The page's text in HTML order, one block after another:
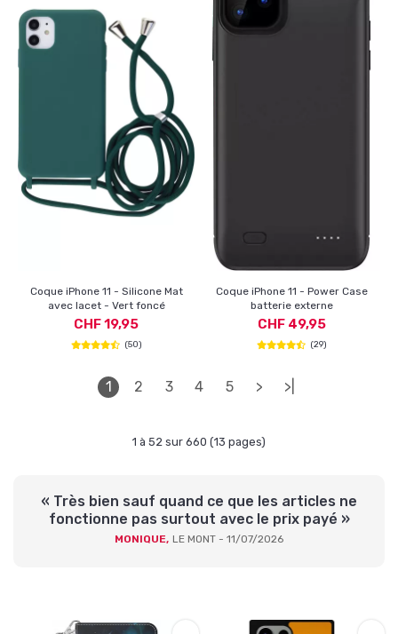
Coque iPhone 11 - Silicone Mat
avec lacet - Vert foncé
CHF 19,95
(50)
Coque iPhone 11 - Power Case
batterie externe
CHF 49,95
(29)
1 2 3 4 5 > >|
1 à 52 sur 660 (13 pages)
« Très bien sauf quand ce que les articles ne
fonctionne pas surtout avec le prix payé »
MONIQUE, LE MONT - 11/07/2026